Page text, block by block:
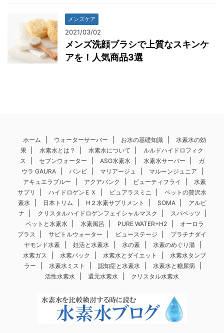
メンズケア
2021/03/02
メンズ洗顔ブラシで上質なスキンケ
アを！人気商品3選
ホーム ウォーターサーバー お水の基礎知識
水素水の効
果
水素水とは？ 水素水について
ルルドハイドロフィク
ス
セブンウォーター ASO水素水 水素水サーバー
ガ
ウラ GAURA
バンビ マリアージュ
マルーンジュニア
アキュエラブルー
アクアバンク ビューティフライ
水素
サプリ
ハイドロゲンＥＸ ピュアラスミニ
ペットの贅沢水
素水
日本トリム H２水素サプリメント SOMA
アルピ
ナ
クリスタルハイドロゲンフェイシャルマスク
スパペッツ
ペットと水素水
水素風呂 PURE WATER+H2
オーロラ
プラス
サビトルウォーター ビューステージ
プラチナダイ
ヤモンド水素
妊活と水素水 水の素
水素のめぐり湯
水素ガス
水素パック 水素水とダイエット
水素水タンブ
ラー
水素水ミスト 認知症と水素水
水素水と糖尿病
活性水素水
還元水素水 クリスタル水素水